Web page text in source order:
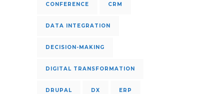
CONFERENCE CRM
DATA INTEGRATION
DECISION-MAKING
DIGITAL TRANSFORMATION
DRUPAL DX ERP